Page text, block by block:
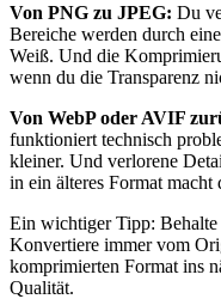
Von PNG zu JPEG: Du
Bereiche werden durch
Weiß. Und die
wenn du die Transparenz
Von WebP oder AVIF
funktioniert technisch
kleiner. Und verlorene
in ein älteres Format macht
Ein wichtiger Tipp:
Konvertiere immer vom
komprimierten Format ins
Qualität.